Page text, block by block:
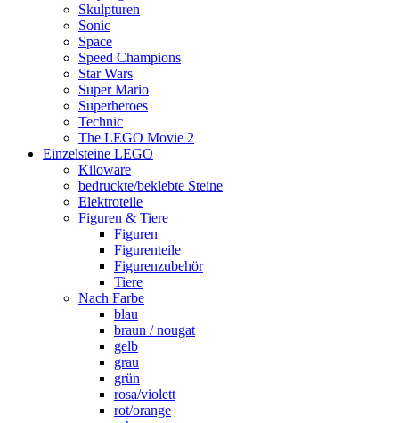
Skulpturen
Sonic
Space
Speed Champions
Star Wars
Super Mario
Superheroes
Technic
The LEGO Movie 2
Einzelsteine LEGO
Kiloware
bedruckte/beklebte Steine
Elektroteile
Figuren & Tiere
Figuren
Figurenteile
Figurenzubehör
Tiere
Nach Farbe
blau
braun / nougat
gelb
grau
grün
rosa/violett
rot/orange